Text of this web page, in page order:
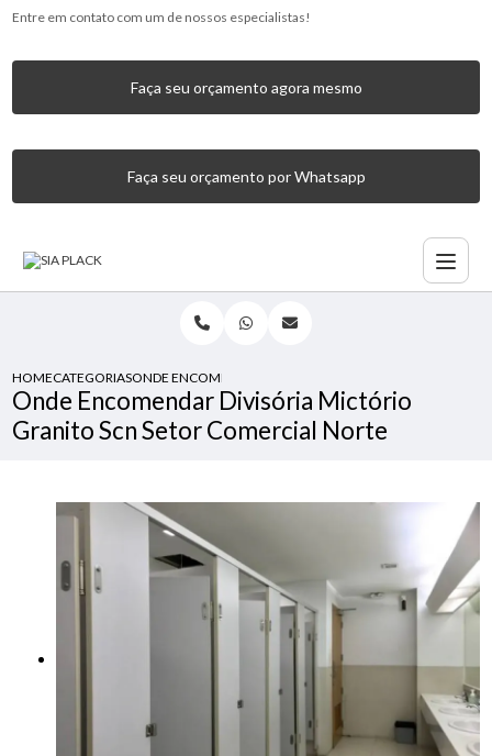
Entre em contato com um de nossos especialistas!
Faça seu orçamento agora mesmo
Faça seu orçamento por Whatsapp
HOMECATEGORIASONDE ENCOMENDAR DIVISÓRIA MICTÓRIO GRANITO SCN
Onde Encomendar Divisória Mictório
Granito Scn Setor Comercial Norte